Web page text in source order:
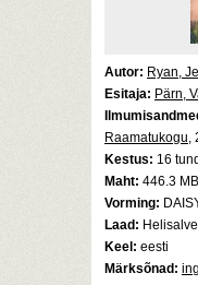
Autor: Ryan,
Esitaja: Pärn,
Raamatukogu,
Kestus: 16
Maht: 446.3 MB
Vorming:
Laad:
Keel: eesti
Märksõnad: